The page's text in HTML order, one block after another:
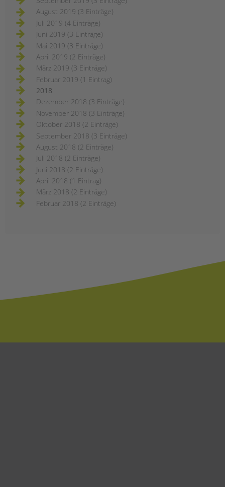
August 2019 (3 Einträge)
Juli 2019 (4 Einträge)
Juni 2019 (3 Einträge)
Mai 2019 (3 Einträge)
April 2019 (2 Einträge)
März 2019 (3 Einträge)
Februar 2019 (1 Eintrag)
2018
Dezember 2018 (3 Einträge)
November 2018 (3 Einträge)
Oktober 2018 (2 Einträge)
September 2018 (3 Einträge)
August 2018 (2 Einträge)
Juli 2018 (2 Einträge)
Juni 2018 (2 Einträge)
April 2018 (1 Eintrag)
März 2018 (2 Einträge)
Februar 2018 (2 Einträge)